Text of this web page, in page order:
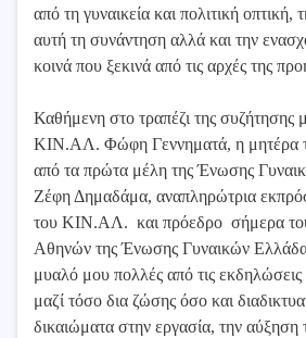
από τη γυναικεία και πολιτική οπτική,
αυτή τη συνάντηση αλλά και την
κοινά που ξεκινά από τις αρχές της
Καθήμενη στο τραπέζι της συζήτησης
ΚΙΝ.ΑΛ. Φώφη Γεννηματά, η μητέρα
από τα πρώτα μέλη της Ένωσης
Ζέφη Δημαδάμα, αναπληρώτρια
του ΚΙΝ.ΑΛ. και πρόεδρο σήμερα
Αθηνών της Ένωσης Γυναικών
μυαλό μου πολλές από τις
μαζί τόσο δια ζώσης όσο και
δικαιώματα στην εργασία, την αύξηση